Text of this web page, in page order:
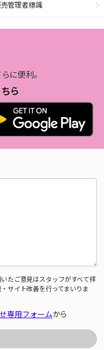
管理者標識
に便利。
ら
たご意見はスタッフがすべて拝
サイト改善を行ってまいりま
専用フォームから